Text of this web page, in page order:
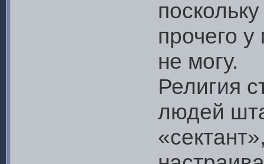
прочего
не могу.
Религия
людей